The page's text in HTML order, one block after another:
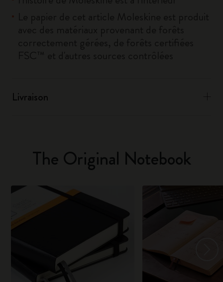
Livraison
The Original Notebook